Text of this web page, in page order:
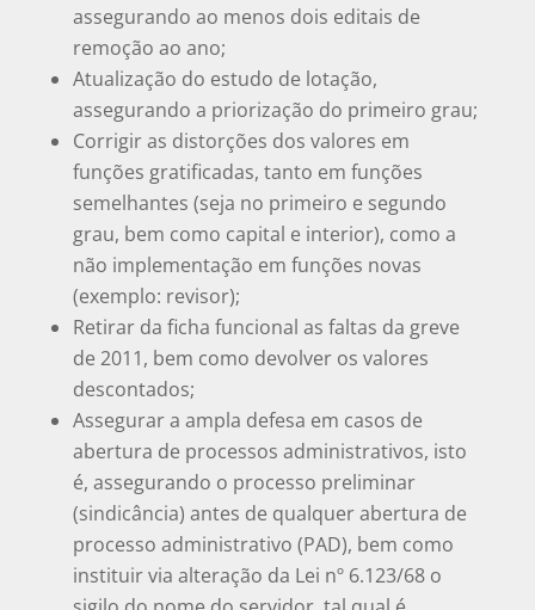
assegurando ao menos dois editais de
remoção ao ano;
Atualização do estudo de lotação,
assegurando a priorização do primeiro grau;
Corrigir as distorções dos valores em
funções gratificadas, tanto em funções
semelhantes (seja no primeiro e segundo
grau, bem como capital e interior), como a
não implementação em funções novas
(exemplo: revisor);
Retirar da ficha funcional as faltas da greve
de 2011, bem como devolver os valores
descontados;
Assegurar a ampla defesa em casos de
abertura de processos administrativos, isto
é, assegurando o processo preliminar
(sindicância) antes de qualquer abertura de
processo administrativo (PAD), bem como
instituir via alteração da Lei nº 6.123/68 o